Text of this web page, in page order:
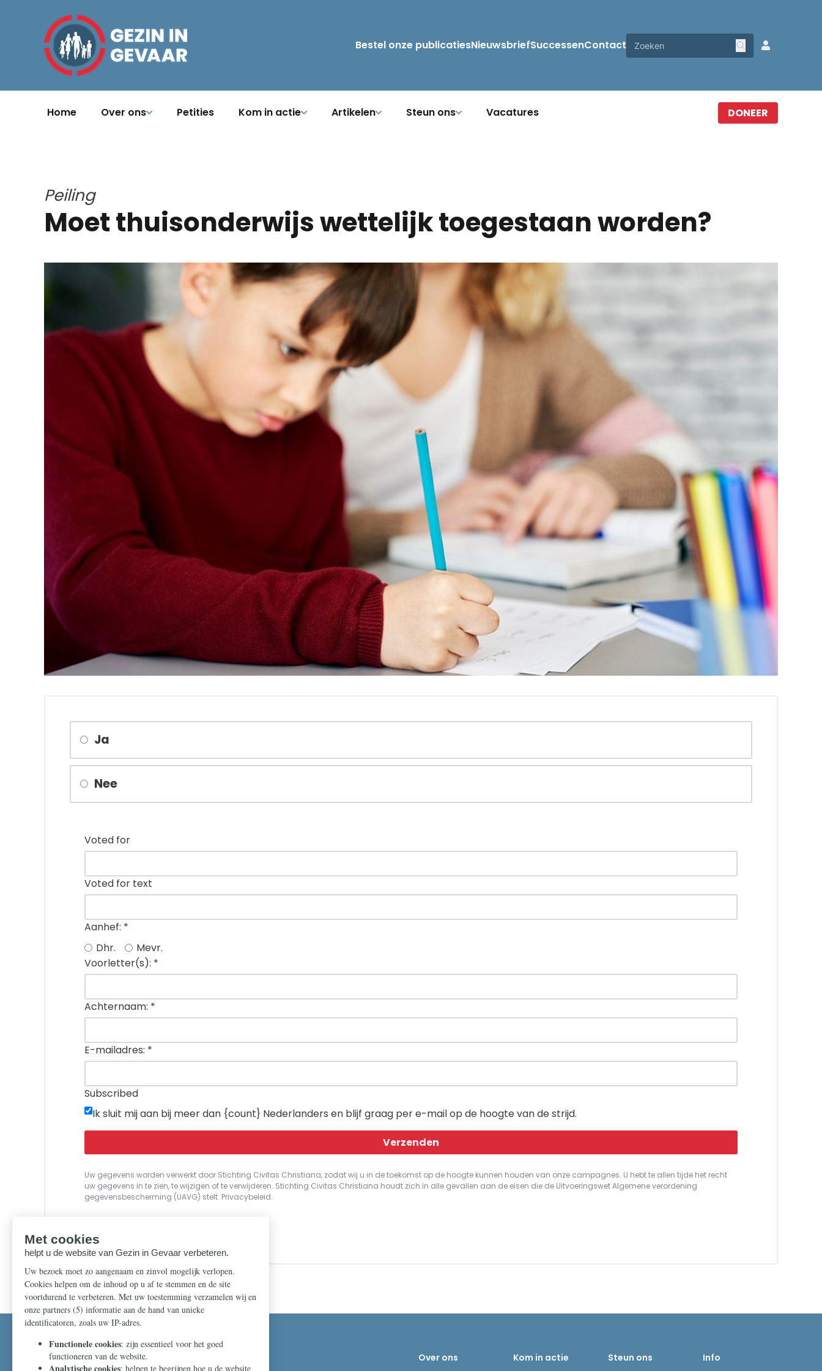
Bestel onze publicatiesNieuwsbriefSuccessenContact
Home Over ons Petities Kom in actie Artikelen Steun ons Vacatures DONEER
Peiling
Moet thuisonderwijs wettelijk toegestaan worden?
Ja
Nee
Voted for
Voted for text
Aanhef: *
Dhr.
Mevr.
Voorletter(s): *
Achternaam: *
E-mailadres: *
Subscribed
Ik sluit mij aan bij meer dan {count} Nederlanders en blijf graag per e-mail op de hoogte van de strijd.
Verzenden
Uw gegevens worden verwerkt door Stichting Civitas Christiana, zodat wij u in de toekomst op de hoogte kunnen houden van onze campagnes. U hebt te allen tijde het recht
uw gegevens in te zien, te wijzigen of te verwijderen. Stichting Civitas Christiana houdt zich in alle gevallen aan de eisen die de Uitvoeringswet Algemene verordening
gegevensbescherming (UAVG) stelt. Privacybeleid.
Over ons Kom in actie Steun ons Info